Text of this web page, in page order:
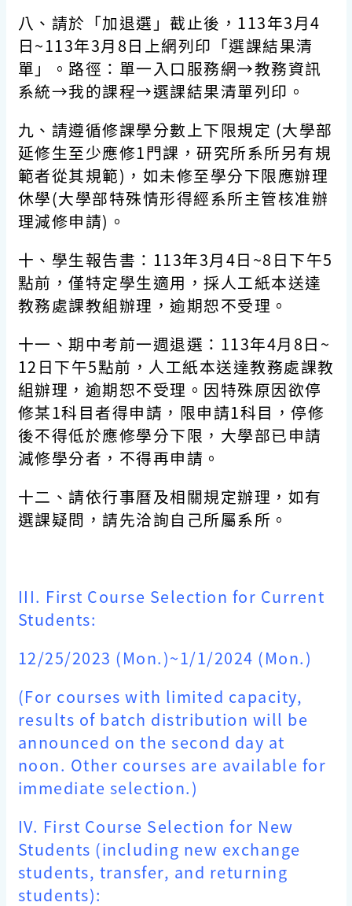
八、請於「加退選」截止後，113年3月4
日~113年3月8日上網列印「選課結果清
單」。路徑：單一入口服務網→教務資訊
系統→我的課程→選課結果清單列印。
九、請遵循修課學分數上下限規定 (大學部
延修生至少應修1門課，研究所系所另有規
範者從其規範)，如未修至學分下限應辦理
休學(大學部特殊情形得經系所主管核准辦
理減修申請)。
十、學生報告書：113年3月4日~8日下午5
點前 ，僅特定學生適用，採人工紙本送達
教務處課教組辦理，逾期恕不受理。
十一、期中考前一週退選：113年4月8日~
12日下午5點前 ，人工紙本送達教務處課教
組辦理，逾期恕不受理。因特殊原因欲停
修某1科目者得申請，限申請1科目，停修
後不得低於應修學分下限，大學部已申請
減修學分者，不得再申請。
十二、請依行事曆及相關規定辦理，如有
選課疑問，請先洽詢自己所屬系所。
III. First Course Selection for Current
Students:
12/25/2023 (Mon.)~1/1/2024 (Mon.)
(For courses with limited capacity,
results of batch distribution will be
announced on the second day at
noon. Other courses are available for
immediate selection.)
IV. First Course Selection for New
Students (including new exchange
students, transfer, and returning
students):